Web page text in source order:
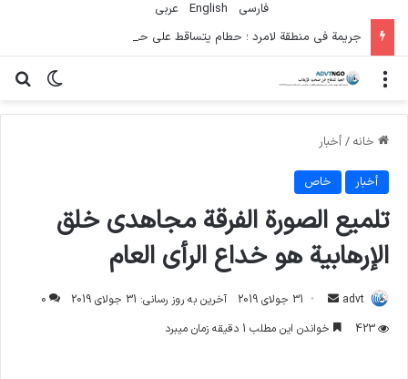
فارسی English
عربي
تغییر منو
خانه / أخبار
أخبار خاص
تلميع الصورة الفرقة مجاهدي خلق
الإرهابية هو خداع الرأي العام
advt
ارسال
ایمیل
31 جولای 2019 آخرین به روز رسانی: 31 جولای 2019
0
423
خواندن این مطلب 1 دقیقه زمان میبرد